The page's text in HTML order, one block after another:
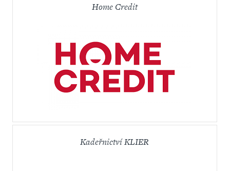
Home Credit
Kadeřnictví KLIER